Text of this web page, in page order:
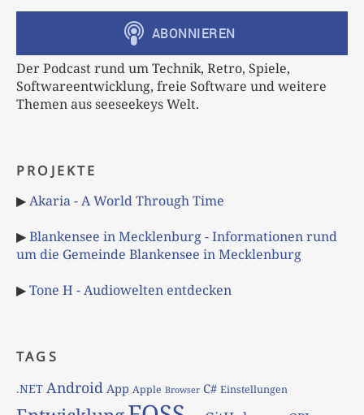
Der Podcast rund um Technik, Retro, Spiele,
Softwareentwicklung, freie Software und weitere
Themen aus seeseekeys Welt.
PROJEKTE
▶Akaria - A World Through Time
▶Blankensee in Mecklenburg - Informationen rund
um die Gemeinde Blankensee in Mecklenburg
▶Tone H - Audiowelten entdecken
TAGS
.NET Android App Apple Browser C# Einstellungen